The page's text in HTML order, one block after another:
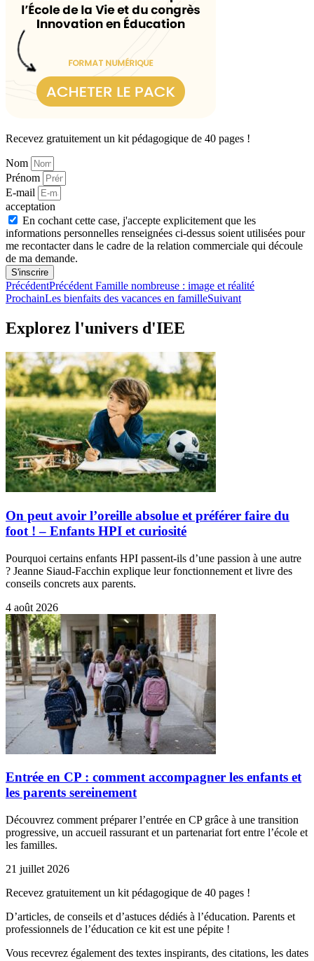
Recevez gratuitement un kit pédagogique de 40 pages !
Nom
Prénom
E-mail
acceptation
En cochant cette case, j'accepte explicitement que les
informations personnelles renseignées ci-dessus soient utilisées pour
me recontacter dans le cadre de la relation commerciale qui découle
de ma demande.
S'inscrire
PrécédentPrécédent Famille nombreuse : image et réalité
ProchainLes bienfaits des vacances en familleSuivant
Explorez l'univers d'IEE
On peut avoir l’oreille absolue et préférer faire du
foot ! – Enfants HPI et curiosité
Pourquoi certains enfants HPI passent-ils d’une passion à une autre
? Jeanne Siaud-Facchin explique leur fonctionnement et livre des
conseils concrets aux parents.
4 août 2026
Entrée en CP : comment accompagner les enfants et
les parents sereinement
Découvrez comment préparer l’entrée en CP grâce à une transition
progressive, un accueil rassurant et un partenariat fort entre l’école et
les familles.
21 juillet 2026
Recevez gratuitement un kit pédagogique de 40 pages !
D’articles, de conseils et d’astuces dédiés à l’éducation. Parents et
professionnels de l’éducation ce kit est une pépite !
Vous recevrez également des textes inspirants, des citations, les dates